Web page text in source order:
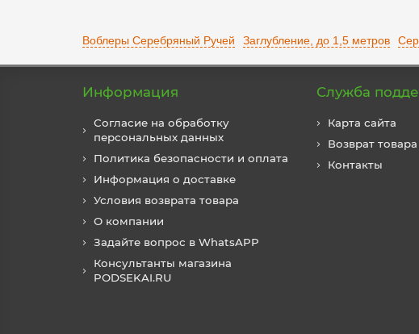
Воблеры Серебряный Ручей Заглубление, до 1,5 метров
Информация
Согласие на обработку
персональных данных
Политика безопасности и оплата
Информация о доставке
Условия возврата товара
О компании
Задайте вопрос в WhatsAPP
Консультанты магазина
PODSEKAI.RU
Служба
Карта сайта
Возврат товара
Контакты